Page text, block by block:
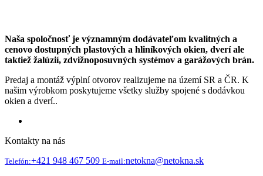
Naša spoločnosť je významným dodávateľom kvalitných a
cenovo dostupných plastových a hliníkových okien, dverí ale
taktiež žalúzií, zdvižnoposuvných systémov a garážových brán.
Predaj a montáž výplní otvorov realizujeme na území SR a ČR. K
našim výrobkom poskytujeme všetky služby spojené s dodávkou
okien a dverí..
Kontakty na nás
Telefón:+421 948 467 509 E-mail:netokna@netokna.sk